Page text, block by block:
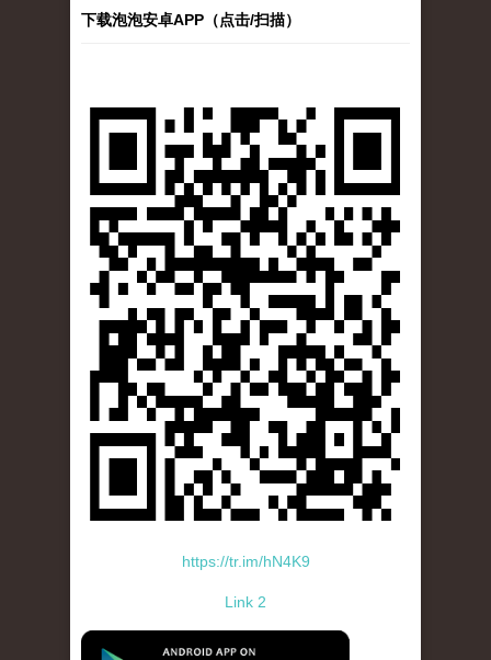
下载泡泡安卓APP（点击/扫描）
https://tr.im/hN4K9
Link 2
standard-icon-googleplay-app-store.png